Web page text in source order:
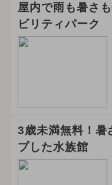
屋内で雨も暑さ
ビリティパーク
3歳未満無料！暑
プした水族館